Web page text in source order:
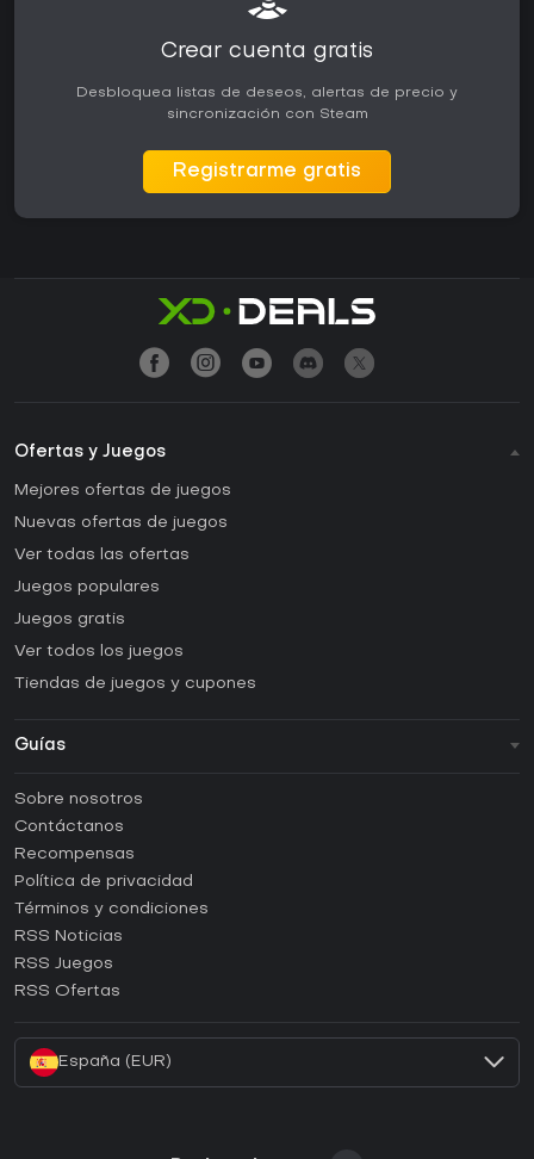
Crear cuenta gratis
Desbloquea listas de deseos, alertas de precio y
sincronización con Steam
Registrarme gratis
Ofertas y Juegos
Mejores ofertas de juegos
Nuevas ofertas de juegos
Ver todas las ofertas
Juegos populares
Juegos gratis
Ver todos los juegos
Tiendas de juegos y cupones
Guías
Guías y tutoriales
¿Cómo activar una CD Key de Steam?
¿Cómo activar una CD Key de Epic Games?
¿Cómo activar una CD Key de GOG?
¿Cómo activar una CD Key de Ubisoft Connect?
¿Cómo activar una CD Key de EA App?
Sobre nosotros
Contáctanos
Recompensas
Política de privacidad
Términos y condiciones
RSS Noticias
RSS Juegos
RSS Ofertas
España (EUR)